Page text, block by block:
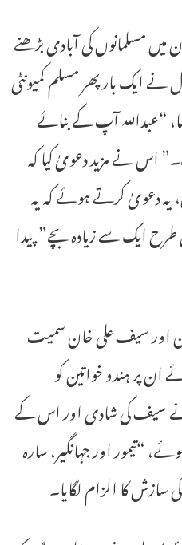
میں مسلمانوں کی آبادی بڑھنے
ایک بار پھر مسلم کمیونٹی
“عبداللہ آپ کے بنائے
اس نے مزید دعویٰ کیا کہ
یہ دعویٰ کرتے ہوئے کہ یہ
ایک سے زیادہ بچے” پیدا
اور سیف علی خان سمیت
ان پر ہندو خواتین کو
نے سیف کی شادی اور اس کے
“تیمور اور جہانگیر، سارہ
سازش کا الزام لگایا۔